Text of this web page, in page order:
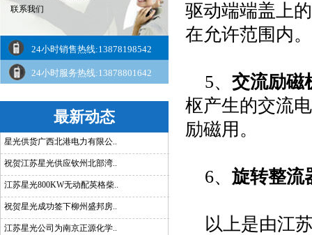
联系我们
24小时销售热线:13878198542
24小时服务热线:13878801642
最新动态
星光供货广西北港电力有限公..
祝贺江苏星光供应钦州北部湾..
江苏星光800KW无动配英格柴..
祝贺星光成功签下柳州盛邦房..
江苏星光公司为南京正源化学..
驱动端端盖上
在允许范围内。
5、 交流励磁
枢产生的交流
励磁用。
6、 旋转整流
以上是由江